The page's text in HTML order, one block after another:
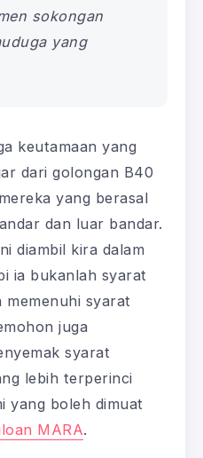
sokongan
yang
keutamaan yang
dari golongan B40
yang berasal
dan luar bandar.
diambil kira dalam
ia bukanlah syarat
memenuhi syarat
juga
syarat
lebih terperinci
yang boleh dimuat
MARA.